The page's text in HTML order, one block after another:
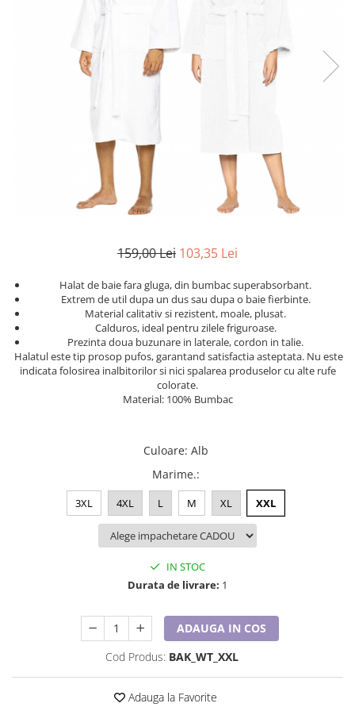
Seturi cadou barbati
Seturi cadou barbati portofel si curea
Cadouri craciun barbati
Cadouri copii bebelusi 0+
Colectia Disney
Sticlă pentru apa Personalizată
Sepci personalizate
Seturi cadou pentru copii KID's Collection
Lenjerii de pat pentru copii
Halate si capoate
Pijamale BIG SIZE femei
Cadouri ocazii speciale
Bannere personalizate scoli si gradinite
Sticla de apa personalizata
Agende si caiete personalizate
159,00 Lei 103,35 Lei
Halat de baie fara gluga, din bumbac superabsorbant.
Extrem de util dupa un dus sau dupa o baie fierbinte.
Material calitativ si rezistent, moale, plusat.
Calduros, ideal pentru zilele friguroase.
Prezinta doua buzunare in laterale, cordon in talie.
Halatul este tip prosop pufos, garantand satisfactia asteptata. Nu este
indicata folosirea inalbitorilor si nici spalarea produselor cu alte rufe
colorate.
Material: 100% Bumbac
Culoare: Alb
Marime.:
3XL 4XL L M XL XXL
IN STOC
Durata de livrare: 1
ADAUGA IN COS
Cod Produs: BAK_WT_XXL
Adauga la Favorite